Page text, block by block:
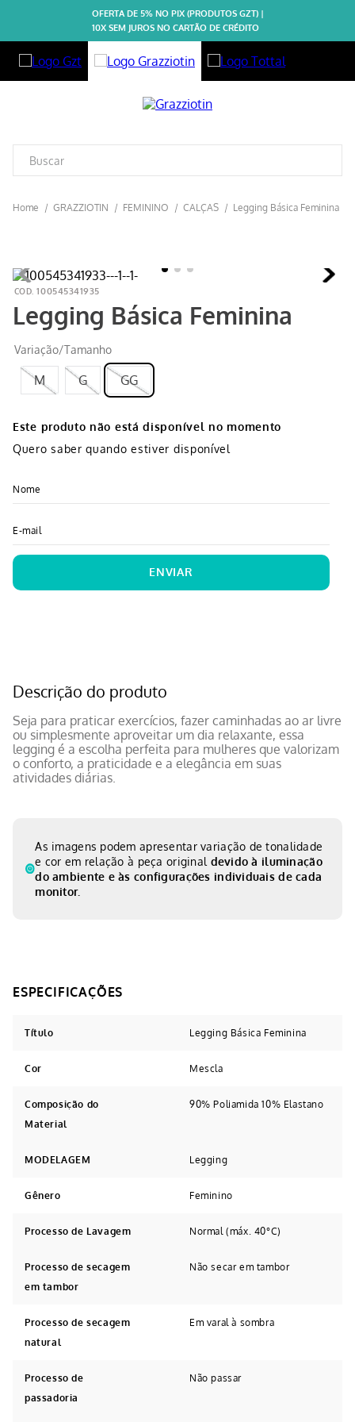
OFERTA DE 5% NO PIX (PRODUTOS GZT) |
10X SEM JUROS NO CARTÃO DE CRÉDITO
GRAZZIOTIN FEMININO CALÇAS Legging Básica Feminina
100545341935
Legging Básica Feminina
Variação/Tamanho
M G GG
Este produto não está disponível no momento
Quero saber quando estiver disponível
ENVIAR
Descrição do produto
Seja para praticar exercícios, fazer caminhadas ao ar livre
ou simplesmente aproveitar um dia relaxante, essa
legging é a escolha perfeita para mulheres que valorizam
o conforto, a praticidade e a elegância em suas
atividades diárias.
As imagens podem apresentar variação de tonalidade
e cor em relação à peça original devido à iluminação
do ambiente e às configurações individuais de cada
monitor.
Título Legging Básica Feminina
Cor Mescla
Composição do
Material
90% Poliamida 10% Elastano
MODELAGEM Legging
Gênero Feminino
Processo de Lavagem Normal (máx. 40°C)
Processo de secagem
em tambor
Não secar em tambor
Processo de secagem
natural
Em varal à sombra
Processo de
passadoria
Não passar